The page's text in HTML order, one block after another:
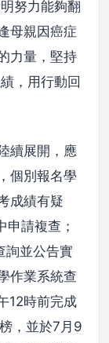
努力能夠翻
母親因癌症
力量，堅持
，用行動回
續展開，應
個別報名學
成績有疑
請複查；
詢並公告實
作業系統查
12時前完成
，並於7月9